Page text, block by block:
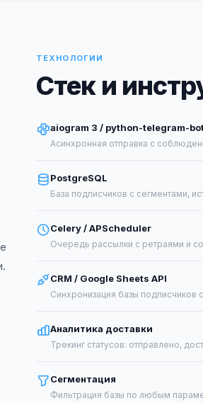
ТЕХНОЛОГИИ
Стек и
aiogram 3 / python-telegram-
Асинхронная отправка с
PostgreSQL
База подписчиков с сегментами,
Celery / APScheduler
Очередь рассылки с ретраями и
CRM / Google Sheets API
Синхронизация базы подписчиков
Аналитика доставки
Трекинг статусов: отправлено,
Сегментация
Фильтрация базы по любым